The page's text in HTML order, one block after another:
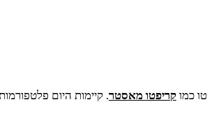
כמו קריפטו מאסטר. קיימות היום